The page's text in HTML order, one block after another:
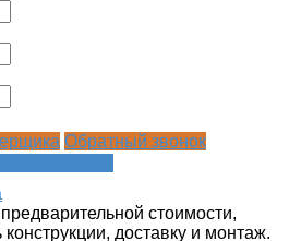
Обратный звонок
стоимости,
доставку и монтаж.